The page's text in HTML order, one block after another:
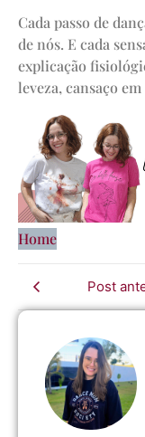
Cada passo de
de nós. E cada
explicação
leveza, cansaço
Home
Post